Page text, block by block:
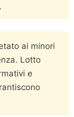
ai minori
Lotto
e